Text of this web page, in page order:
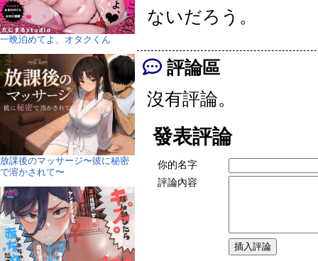
ないだろう。
評論區
沒有評論。
發表評論
你的名字
評論內容
一晩泊めてよ、オタクくん
放課後のマッサージ〜彼に秘密
で溶かされて〜